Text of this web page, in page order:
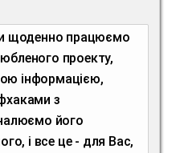
проекту,
інформацією,
з
його
і все це - для Вас,